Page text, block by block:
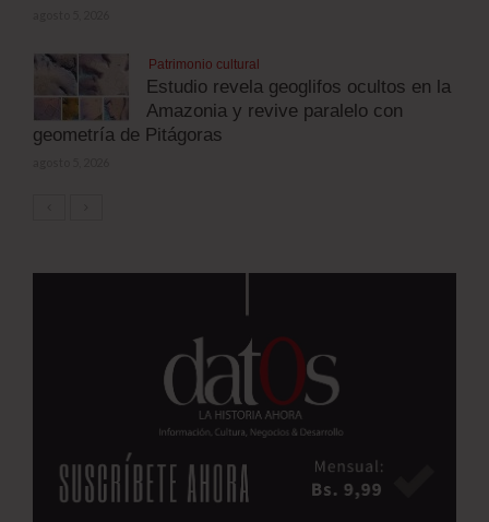
Patrimonio cultural
Estudio revela geoglifos ocultos en la
Amazonia y revive paralelo con
geometría de Pitágoras